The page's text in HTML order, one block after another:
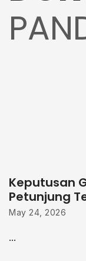
Keputusan
Petunjung
May 24, 2026
...